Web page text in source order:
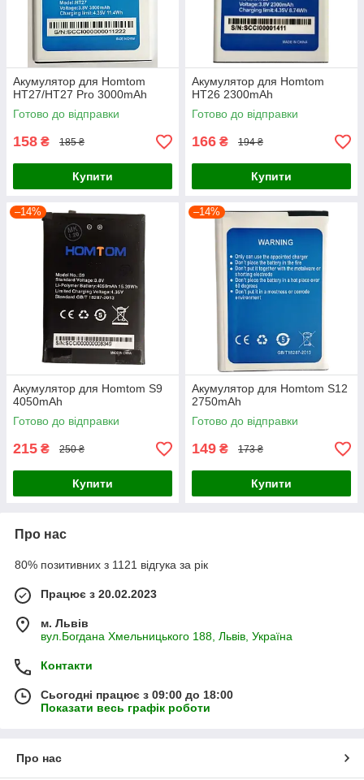
Акумулятор для Homtom
HT27/HT27 Pro 3000mAh
Готово до відправки
158 ₴ 185 ₴
Купити
Акумулятор для Homtom
HT26 2300mAh
Готово до відправки
166 ₴ 194 ₴
Купити
–14%
Акумулятор для Homtom S9
4050mAh
Готово до відправки
215 ₴ 250 ₴
Купити
–14%
Акумулятор для Homtom S12
2750mAh
Готово до відправки
149 ₴ 173 ₴
Купити
Про нас
80% позитивних з 1121 відгука за рік
Працює з 20.02.2023
м. Львів
вул.Богдана Хмельницького 188, Львів, Україна
Контакти
Сьогодні працює з 09:00 до 18:00
Показати весь графік роботи
Про нас